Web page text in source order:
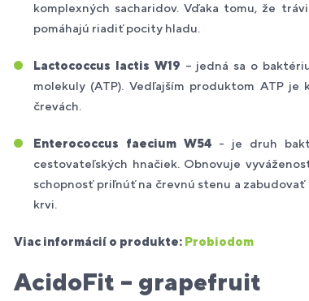
komplexných sacharidov. Vďaka tomu, že
pomáhajú riadiť pocity hladu.
Lactococcus lactis W19 – jedná sa o
molekuly (ATP). Vedľajším produktom ATP
črevách.
Enterococcus faecium W54 - je druh
cestovateľských hnačiek. Obnovuje
schopnosť priľnúť na črevnú stenu a
krvi.
Viac informácií o produkte: Probiodom
AcidoFit – grapefruit